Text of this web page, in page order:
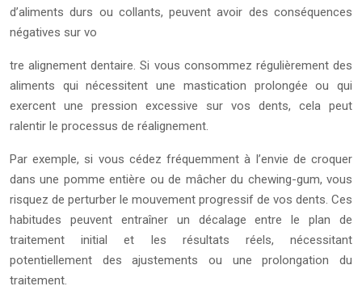
d’aliments durs ou collants, peuvent avoir des conséquences
négatives sur vo
tre alignement dentaire. Si vous consommez régulièrement des
aliments qui nécessitent une mastication prolongée ou qui
exercent une pression excessive sur vos dents, cela peut
ralentir le processus de réalignement.
Par exemple, si vous cédez fréquemment à l’envie de croquer
dans une pomme entière ou de mâcher du chewing-gum, vous
risquez de perturber le mouvement progressif de vos dents. Ces
habitudes peuvent entraîner un décalage entre le plan de
traitement initial et les résultats réels, nécessitant
potentiellement des ajustements ou une prolongation du
traitement.